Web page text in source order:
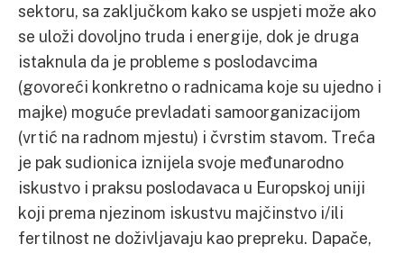
sektoru, sa zaključkom kako se uspjeti može ako
se uloži dovoljno truda i energije, dok je druga
istaknula da je probleme s poslodavcima
(govoreći konkretno o radnicama koje su ujedno i
majke) moguće prevladati samoorganizacijom
(vrtić na radnom mjestu) i čvrstim stavom. Treća
je pak sudionica iznijela svoje međunarodno
iskustvo i praksu poslodavaca u Europskoj uniji
koji prema njezinom iskustvu majčinstvo i/ili
fertilnost ne doživljavaju kao prepreku. Dapače,